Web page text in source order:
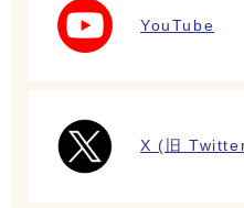
YouTube
X (旧 Twitter